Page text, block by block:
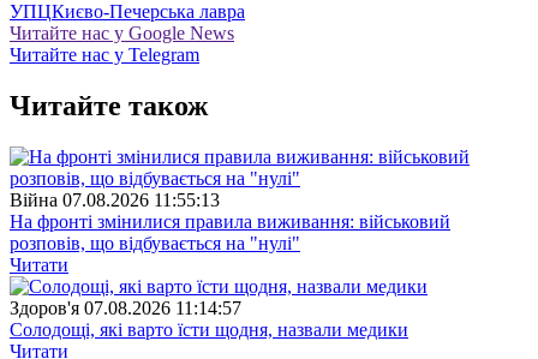
УПЦКиєво-Печерська лавра
Читайте нас у Google News
Читайте нас у Telegram
Читайте також
Війна 07.08.2026 11:55:13
На фронті змінилися правила виживання: військовий
розповів, що відбувається на "нулі"
Читати
Здоров'я 07.08.2026 11:14:57
Солодощі, які варто їсти щодня, назвали медики
Читати